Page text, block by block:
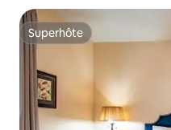
Superhôte
Superhôte